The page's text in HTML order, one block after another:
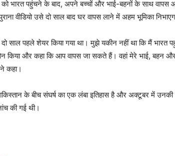
को भारत पहुंचने के बाद, अपने बच्चों और भाई-बहनों के साथ
वीडियो उसे दो साल बाद घर वापस लाने में अहम भूमिका
दो साल पहले शेयर किया गया था। मुझे यकीन नहीं था कि मैं भारत
किया और कहा कि आप वापस जा सकते हैं। वहां मेरे भाई, बहन
कहा।
के बीच संघर्ष का एक लंबा इतिहास है और अक्टूबर में उनकी
की गई थी।